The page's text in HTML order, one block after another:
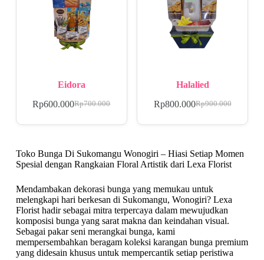
Eidora
Rp700.000
Rp600.000
Halalied
Rp900.000
Rp800.000
Toko Bunga Di Sukomangu Wonogiri – Hiasi Setiap Momen
Spesial dengan Rangkaian Floral Artistik dari Lexa Florist
Mendambakan dekorasi bunga yang memukau untuk
melengkapi hari berkesan di Sukomangu, Wonogiri? Lexa
Florist hadir sebagai mitra terpercaya dalam mewujudkan
komposisi bunga yang sarat makna dan keindahan visual.
Sebagai pakar seni merangkai bunga, kami
mempersembahkan beragam koleksi karangan bunga premium
yang didesain khusus untuk mempercantik setiap peristiwa